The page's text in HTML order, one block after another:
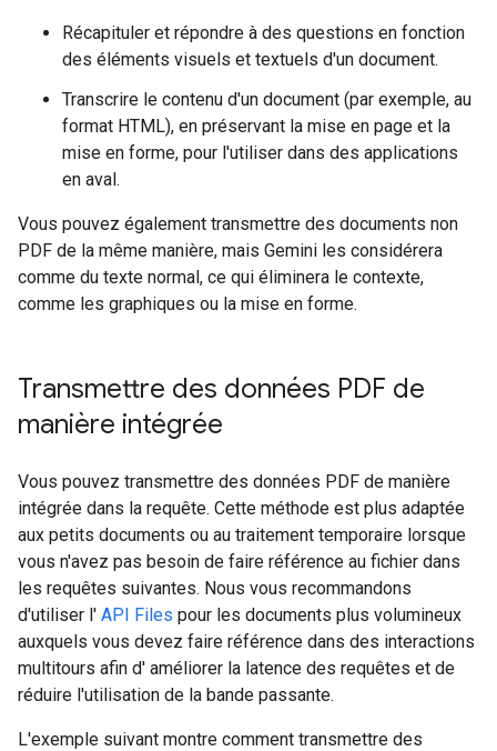
Récapituler et répondre à des questions en fonction
des éléments visuels et textuels d'un document.
Transcrire le contenu d'un document (par exemple, au
format HTML), en préservant la mise en page et la
mise en forme, pour l'utiliser dans des applications
en aval.
Vous pouvez également transmettre des documents non
PDF de la même manière, mais Gemini les considérera
comme du texte normal, ce qui éliminera le contexte,
comme les graphiques ou la mise en forme.
Transmettre des données PDF de
manière intégrée
Vous pouvez transmettre des données PDF de manière
intégrée dans la requête. Cette méthode est plus adaptée
aux petits documents ou au traitement temporaire lorsque
vous n'avez pas besoin de faire référence au fichier dans
les requêtes suivantes. Nous vous recommandons
d'utiliser l' API Files pour les documents plus volumineux
auxquels vous devez faire référence dans des interactions
multitours afin d' améliorer la latence des requêtes et de
réduire l'utilisation de la bande passante.
L'exemple suivant montre comment transmettre des